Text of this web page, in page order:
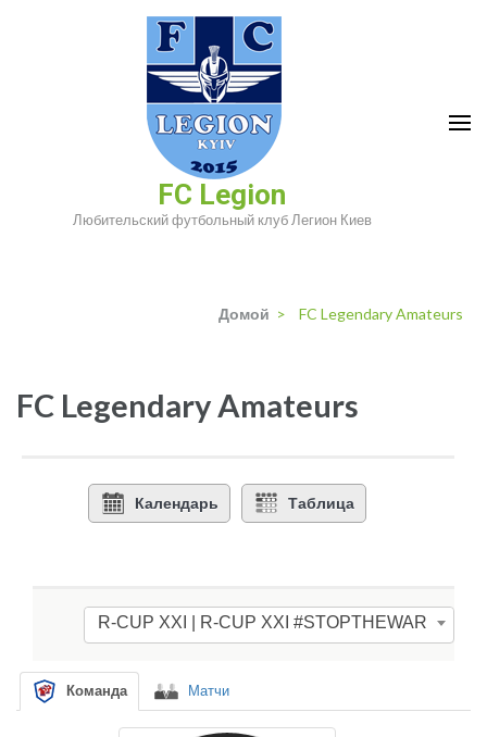
FC Legion
Любительский футбольный клуб Легион Киев
Домой > FC Legendary Amateurs
FC Legendary Amateurs
Календарь Таблица
R-CUP XXI | R-CUP XXI #STOPTHEWAR
Команда Матчи